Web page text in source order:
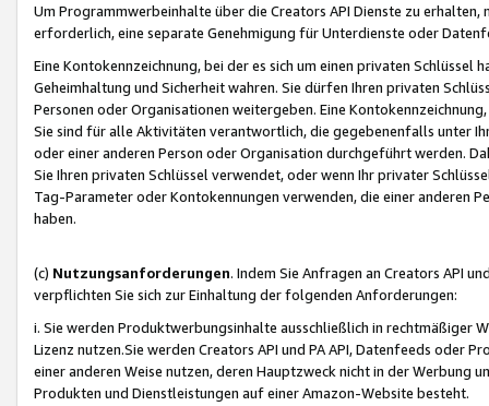
Um Programmwerbeinhalte über die Creators API Dienste zu
erforderlich, eine separate Genehmigung für Unterdienste oder
Eine Kontokennzeichnung, bei der es sich um einen privaten
Geheimhaltung und Sicherheit wahren. Sie dürfen Ihren privaten
Personen oder Organisationen weitergeben. Eine
Sie sind für alle Aktivitäten verantwortlich, die gegebenenfalls unter
oder einer anderen Person oder Organisation durchgeführt werden.
Sie Ihren privaten Schlüssel verwendet, oder wenn Ihr privater
Tag-Parameter oder Kontokennungen verwenden, die einer anderen
haben.
(c) Nutzungsanforderungen. Indem Sie Anfragen an Creators API
verpflichten Sie sich zur Einhaltung der folgenden Anforderungen:
i. Sie werden Produktwerbungsinhalte ausschließlich in rechtmäßiger
Lizenz nutzen.Sie werden Creators API und PA API, Datenfeeds oder
einer anderen Weise nutzen, deren Hauptzweck nicht in der Werbung
Produkten und Dienstleistungen auf einer Amazon-Website besteht.